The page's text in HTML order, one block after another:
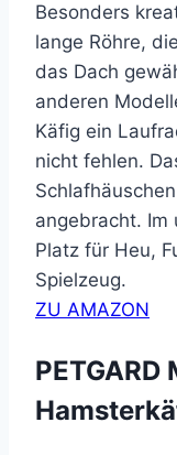
Besonders
lange Röhre,
das Dach
anderen
Käfig ein
nicht fehlen.
angebracht. Im
Platz für Heu,
Spielzeug.
ZU AMAZON
PETGARD